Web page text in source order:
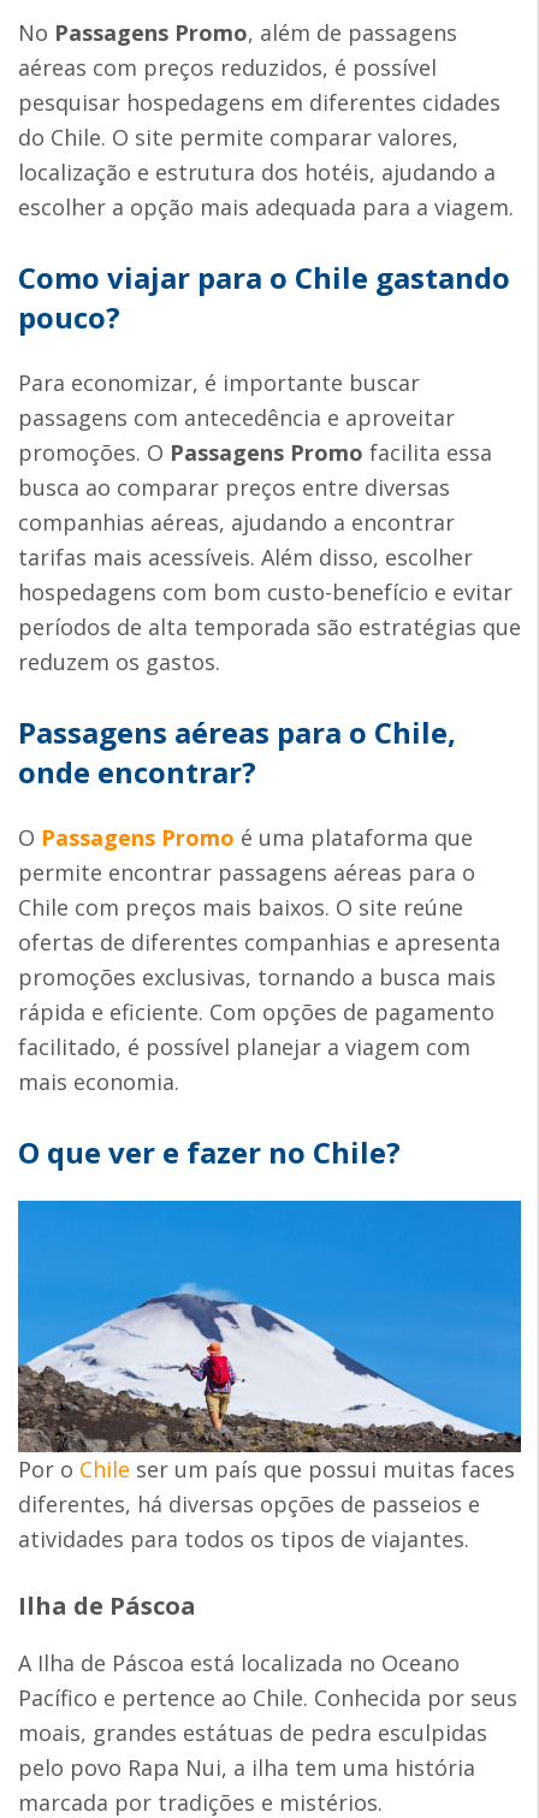
No Passagens Promo, além de passagens
aéreas com preços reduzidos, é possível
pesquisar hospedagens em diferentes cidades
do Chile. O site permite comparar valores,
localização e estrutura dos hotéis, ajudando a
escolher a opção mais adequada para a viagem.
Como viajar para o Chile gastando
pouco?
Para economizar, é importante buscar
passagens com antecedência e aproveitar
promoções. O Passagens Promo facilita essa
busca ao comparar preços entre diversas
companhias aéreas, ajudando a encontrar
tarifas mais acessíveis. Além disso, escolher
hospedagens com bom custo-benefício e evitar
períodos de alta temporada são estratégias que
reduzem os gastos.
Passagens aéreas para o Chile,
onde encontrar?
O Passagens Promo é uma plataforma que
permite encontrar passagens aéreas para o
Chile com preços mais baixos. O site reúne
ofertas de diferentes companhias e apresenta
promoções exclusivas, tornando a busca mais
rápida e eficiente. Com opções de pagamento
facilitado, é possível planejar a viagem com
mais economia.
O que ver e fazer no Chile?
Por o Chile ser um país que possui muitas faces
diferentes, há diversas opções de passeios e
atividades para todos os tipos de viajantes.
Ilha de Páscoa
A Ilha de Páscoa está localizada no Oceano
Pacífico e pertence ao Chile. Conhecida por seus
moais, grandes estátuas de pedra esculpidas
pelo povo Rapa Nui, a ilha tem uma história
marcada por tradições e mistérios.